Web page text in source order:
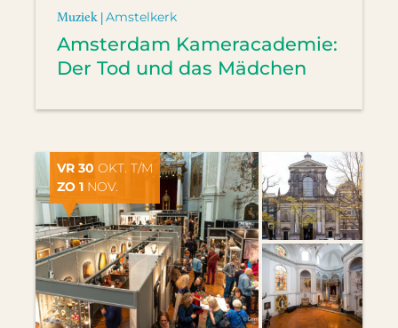
Muziek |Amstelkerk
Amsterdam Kameracademie:
Der Tod und das Mädchen
VR 30 OKT. T/M
ZO 1 NOV.